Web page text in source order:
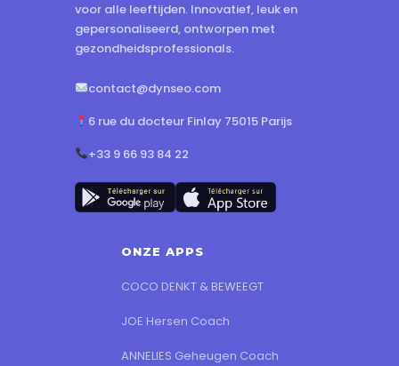
voor alle leeftijden. Innovatief, leuk en
gepersonaliseerd, ontworpen met
gezondheidsprofessionals.
contact@dynseo.com
6 rue du docteur Finlay 75015 Parijs
+33 9 66 93 84 22
ONZE APPS
COCO DENKT & BEWEEGT
JOE Hersen Coach
ANNELIES Geheugen Coach